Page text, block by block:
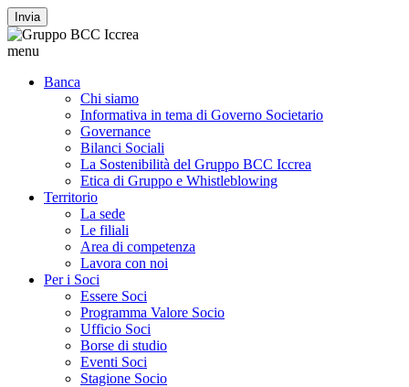
Invia
menu
Banca
Chi siamo
Informativa in tema di Governo Societario
Governance
Bilanci Sociali
La Sostenibilità del Gruppo BCC Iccrea
Etica di Gruppo e Whistleblowing
Territorio
La sede
Le filiali
Area di competenza
Lavora con noi
Per i Soci
Essere Soci
Programma Valore Socio
Ufficio Soci
Borse di studio
Eventi Soci
Stagione Socio